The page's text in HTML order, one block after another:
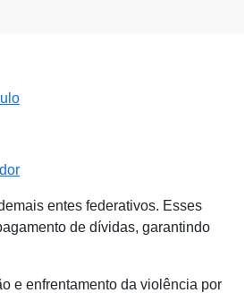
entes federativos. Esses
de dívidas, garantindo
e enfrentamento da violência por